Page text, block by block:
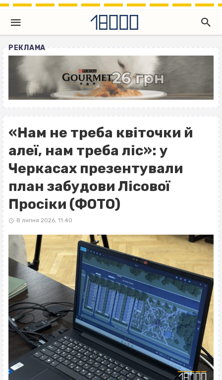
РЕКЛАМА
«Нам не треба квіточки й
алеї, нам треба ліс»: у
Черкасах презентували
план забудови Лісової
Просіки (ФОТО)
8 липня 2026, 11:40